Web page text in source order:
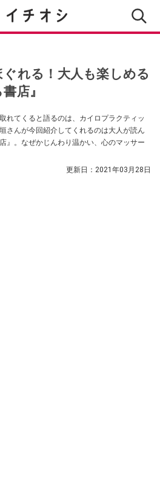
れる！大人も楽しめる
店』
れてくると語るのは、カイロプラクティッ
さんが今回紹介してくれるのは大人が読ん
』。なぜかじんわり温かい、心のマッサー
更新日： 2021年03月28日